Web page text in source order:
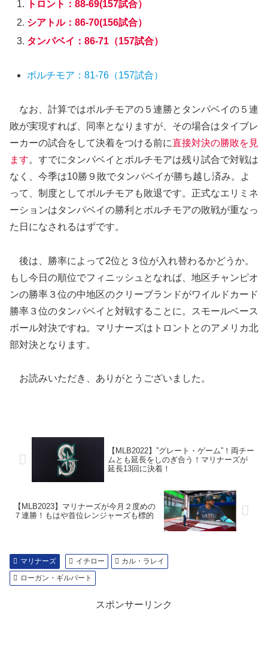
トロント：88-69(157試合）
シアトル：86-70(156試合）
タンパベイ：86-71（157試合）
ボルチモア：81-76（157試合）
なお、計算ではボルチモアの５連勝とタンパベイの５連
敗が実現すれば、同率となりますが、その場合はタイブレ
ーカーの試合をして決着をつける前に直接対決の勝敗を見
ます。すでにタンパベイとボルチモアは残り試合で対戦は
なく、今季は10勝９敗でタンパベイが勝ち越し済み。よ
って、制度としてボルチモアも敗退です。正式なエリミネ
ーションはタンパベイの勝利とボルチモアの敗戦が重なっ
た日になされるはずです。
後は、勝率によって2位と３位が入れ替わるかどうか。
もし今日の順位でフィニッシュとなれば、地区チャンピオ
ンの勝率３位の中地区のクリーブランドがワイルドカード
勝率３位のタンパベイと対戦することに。スモールベース
ボール対決ですね。マリナーズはトロントとのアメリカ北
部対決となります。
お読みいただき、ありがとうございました。
【MLB2022】”グレート・ゲーム”！両チー
ムとも延長をしのぎ合う！マリナーズが
延長13回に決着！
【MLB2023】マリナーズが今月２度めの
７連勝！もはや首位レンジャーズも標的
マリナーズ イチロー
カル・ラレイ
ローガン・ギルバート
スポンサーリンク